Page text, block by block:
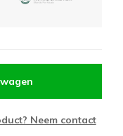
Neem contact